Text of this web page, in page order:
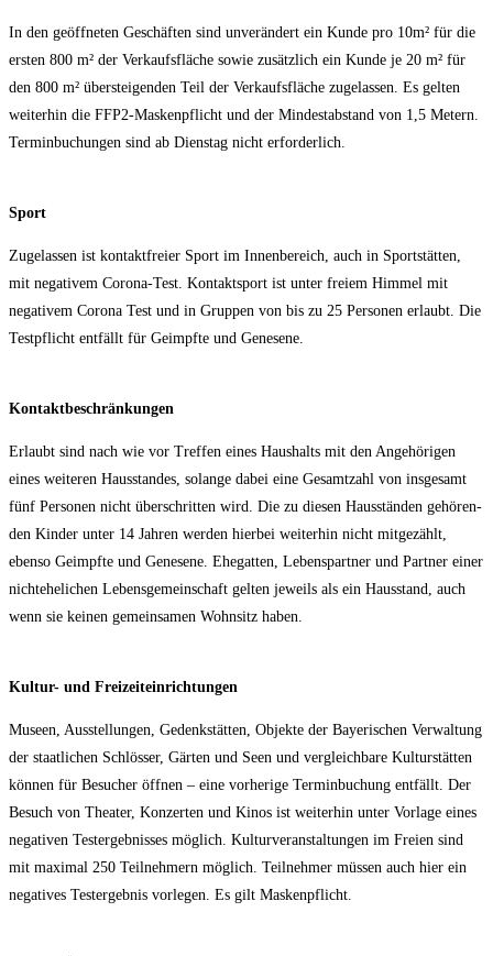
In den geöff­ne­ten Geschäf­ten sind unver­än­dert ein Kun­de pro 10m² für die
ers­ten 800 m² der Ver­kaufs­flä­che sowie zusätz­lich ein Kun­de je 20 m² für
den 800 m² über­stei­gen­den Teil der Ver­kaufs­flä­che zuge­las­sen. Es gel­ten
wei­ter­hin die FFP2-Mas­ken­pflicht und der Min­dest­ab­stand von 1,5 Metern.
Ter­min­bu­chun­gen sind ab Diens­tag nicht erforderlich.
Sport
Zuge­las­sen ist kon­takt­frei­er Sport im Innen­be­reich, auch in Sport­stät­ten,
mit nega­ti­vem Coro­na-Test. Kon­takt­sport ist unter frei­em Him­mel mit
nega­ti­vem Coro­na Test und in Grup­pen von bis zu 25 Per­so­nen erlaubt. Die
Test­pflicht ent­fällt für Geimpf­te und Genesene.
Kon­takt­be­schrän­kun­gen
Erlaubt sind nach wie vor Tref­fen eines Haus­halts mit den Ange­hö­ri­gen
eines wei­te­ren Haus­stan­des, solan­ge dabei eine Gesamt­zahl von ins­ge­samt
fünf Per­so­nen nicht über­schrit­ten wird. Die zu die­sen Haus­stän­den gehö­ren­
den Kin­der unter 14 Jah­ren wer­den hier­bei wei­ter­hin nicht mit­ge­zählt,
eben­so Geimpf­te und Gene­se­ne. Ehe­gat­ten, Lebens­part­ner und Part­ner einer
nicht­ehe­li­chen Lebens­ge­mein­schaft gel­ten jeweils als ein Haus­stand, auch
wenn sie kei­nen gemein­sa­men Wohn­sitz haben.
Kul­tur- und Freizeiteinrichtungen
Muse­en, Aus­stel­lun­gen, Gedenk­stät­ten, Objek­te der Baye­ri­schen Ver­wal­tung
der staat­li­chen Schlös­ser, Gär­ten und Seen und ver­gleich­ba­re Kul­tur­stät­ten
kön­nen für Besu­cher öff­nen – eine vor­he­ri­ge Ter­min­bu­chung ent­fällt. Der
Besuch von Thea­ter, Kon­zer­ten und Kinos ist wei­ter­hin unter Vor­la­ge eines
nega­ti­ven Test­ergeb­nis­ses mög­lich. Kul­tur­ver­an­stal­tun­gen im Frei­en sind
mit maxi­mal 250 Teil­neh­mern mög­lich. Teil­neh­mer müs­sen auch hier ein
nega­ti­ves Test­ergeb­nis vor­le­gen. Es gilt Maskenpflicht.